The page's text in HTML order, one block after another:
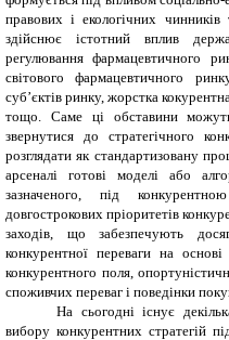
правових і екологічних
здійснює істотний вплив
регулювання фармацевтичного
світового фармацевтичного
суб’єктів ринку, жорстка
тощо. Саме ці обставини
звернутися до стратегічного
розглядати як стандартизовану
арсеналі готові моделі або
зазначеного, під
довгострокових пріоритетів
заходів, що забезпечують
конкурентної переваги на
конкурентного поля,
споживчих переваг і поведінки
На сьогодні існує
вибору конкурентних стратегій